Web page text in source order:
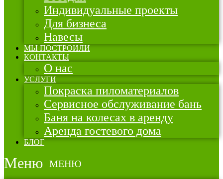
Индивидуальные проекты
Для бизнеса
Навесы
МЫ ПОСТРОИЛИ
КОНТАКТЫ
О нас
УСЛУГИ
Покраска пиломатериалов
Сервисное обслуживание бань
Баня на колесах в аренду
Аренда гостевого дома
БЛОГ
Меню